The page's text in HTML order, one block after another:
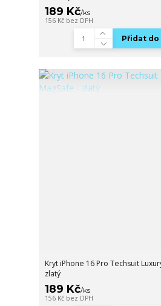
189 Kč/ks
156 Kč bez DPH
Přidat do
Kryt iPhone 16 Pro Techsuit
zlatý
189 Kč/ks
156 Kč bez DPH